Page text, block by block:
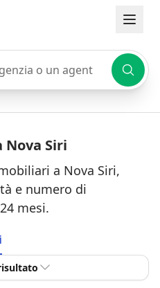
o un agente
Siri
a Nova Siri,
e numero di
mesi.